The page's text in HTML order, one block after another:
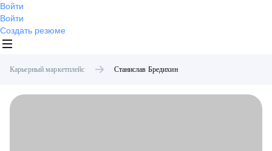
Войти
Войти
Создать резюме
Карьерный маркетплейс Станислав Бредихин